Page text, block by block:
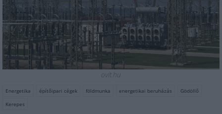
ovit.hu
Energetika építőipari cégek földmunka energetikai beruházás
Gödöllő
Kerepes